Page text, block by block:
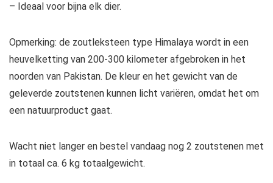
– Ideaal voor bijna elk dier.
Opmerking: de zoutleksteen type Himalaya wordt in een
heuvelketting van 200-300 kilometer afgebroken in het
noorden van Pakistan. De kleur en het gewicht van de
geleverde zoutstenen kunnen licht variëren, omdat het om
een natuurproduct gaat.
Wacht niet langer en bestel vandaag nog 2 zoutstenen met
in totaal ca. 6 kg totaalgewicht.